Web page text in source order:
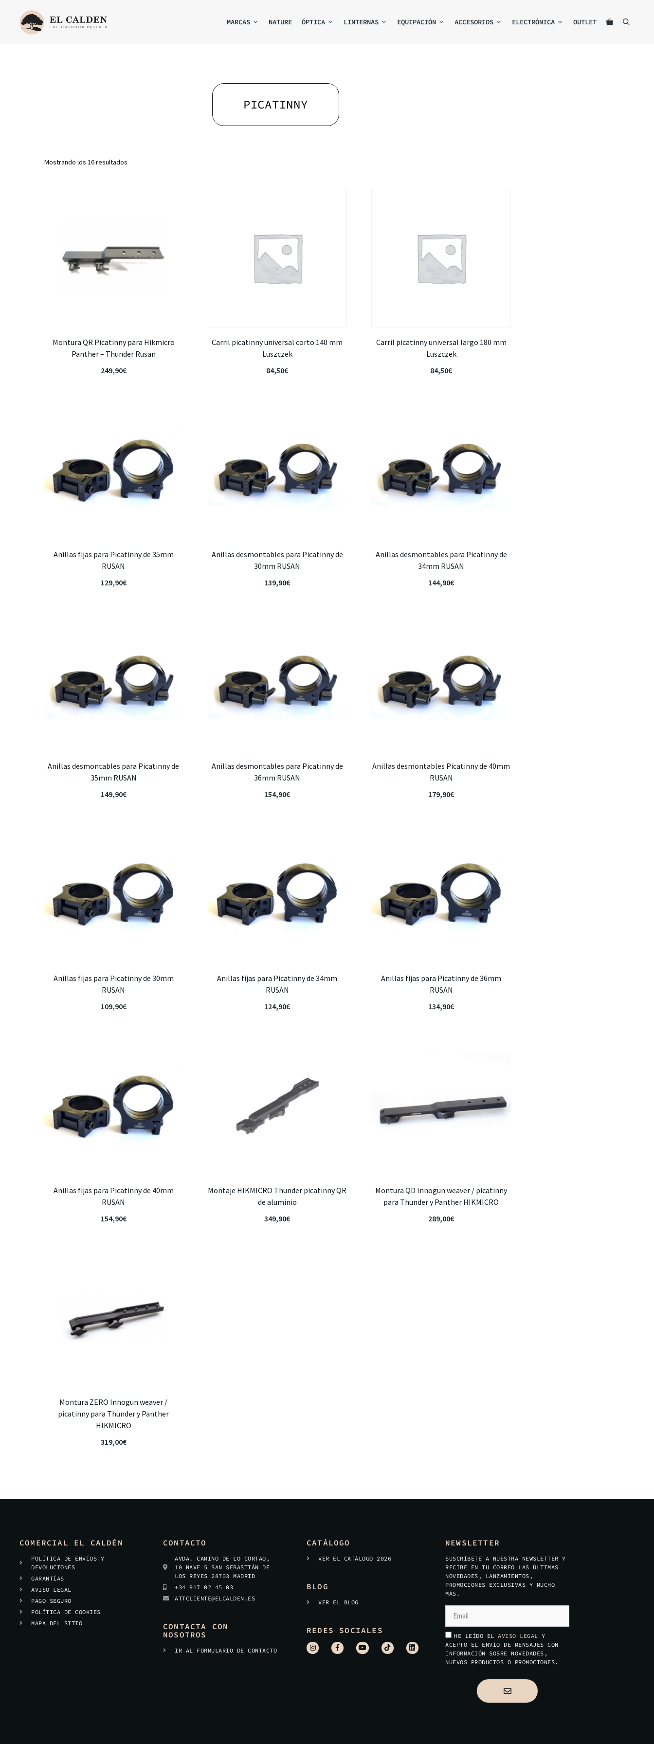
MARCAS NATURE ÓPTICA LINTERNAS EQUIPACIÓN ACCESORIOS ELECTRÓNICA OUTLET
PICATINNY
Mostrando los 16 resultados
Montura QR Picatinny para Hikmicro
Panther – Thunder Rusan
249,90€
Carril picatinny universal corto 140 mm
Luszczek
84,50€
Carril picatinny universal largo 180 mm
Luszczek
84,50€
Anillas fijas para Picatinny de 35mm
RUSAN
129,90€
Anillas desmontables para Picatinny de
30mm RUSAN
139,90€
Anillas desmontables para Picatinny de
34mm RUSAN
144,90€
Anillas desmontables para Picatinny de
35mm RUSAN
149,90€
Anillas desmontables para Picatinny de
36mm RUSAN
154,90€
Anillas desmontables Picatinny de 40mm
RUSAN
179,90€
Anillas fijas para Picatinny de 30mm
RUSAN
109,90€
Anillas fijas para Picatinny de 34mm
RUSAN
124,90€
Anillas fijas para Picatinny de 36mm
RUSAN
134,90€
Anillas fijas para Picatinny de 40mm
RUSAN
154,90€
Montaje HIKMICRO Thunder picatinny QR
de aluminio
349,90€
Montura QD Innogun weaver / picatinny
para Thunder y Panther HIKMICRO
289,00€
Montura ZERO Innogun weaver /
picatinny para Thunder y Panther
HIKMICRO
319,00€
COMERCIAL EL CALDÉN
POLÍTICA DE ENVÍOS Y
DEVOLUCIONES
GARANTÍAS
AVISO LEGAL
PAGO SEGURO
POLÍTICA DE COOKIES
MAPA DEL SITIO
CONTACTO
AVDA. CAMINO DE LO CORTAO,
10 NAVE 5 SAN SEBASTIÁN DE
LOS REYES 28703 MADRID
+34 917 02 45 03
ATTCLIENTE@ELCALDEN.ES
CONTACTA CON
NOSOTROS
IR AL FORMULARIO DE CONTACTO
CATÁLOGO
VER EL CATÁLOGO 2026
BLOG
VER EL BLOG
REDES SOCIALES
NEWSLETTER
SUSCRÍBETE A NUESTRA NEWSLETTER Y
RECIBE EN TU CORREO LAS ÚLTIMAS
NOVEDADES, LANZAMIENTOS,
PROMOCIONES EXCLUSIVAS Y MUCHO
MÁS.
HE LEÍDO EL AVISO LEGAL Y
ACEPTO EL ENVÍO DE MENSAJES CON
INFORMACIÓN SOBRE NOVEDADES,
NUEVOS PRODUCTOS O PROMOCIONES.